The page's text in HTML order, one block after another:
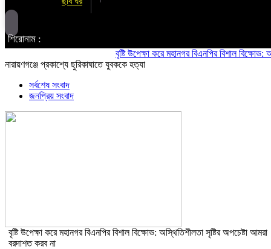
শিরোনাম :
বৃষ্টি উপেক্ষা করে মহানগর বিএনপির বিশাল বিক্ষোভ:
নারায়ণগঞ্জে প্রকাশ্যে ছুরিকাঘাতে যুবককে হত্যা
সর্বশেষ সংবাদ
জনপ্রিয় সংবাদ
বৃষ্টি উপেক্ষা করে মহানগর বিএনপির বিশাল বিক্ষোভ: অস্থিতিশীলতা সৃষ্টির অপচেষ্টা আমরা
বরদাশত করব না